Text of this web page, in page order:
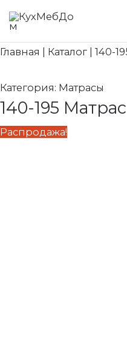
Перейти
содержимому
Главная Каталог 140-
Категория: Матрасы
140-195
Распродажа!
составляла
480 ₽.
51
Search...